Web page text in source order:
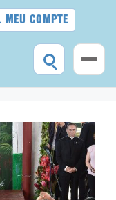
MEU COMPTE